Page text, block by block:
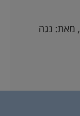
מתוך "סגנון", 27 בינואר 2012, מאת: נגה